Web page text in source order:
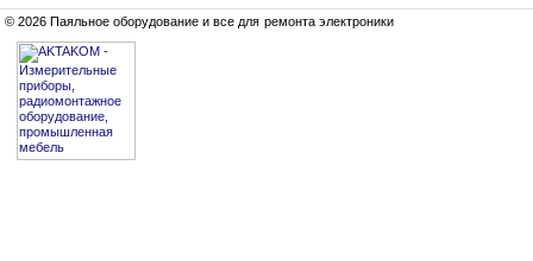
© 2026 Паяльное оборудование и все для ремонта электроники